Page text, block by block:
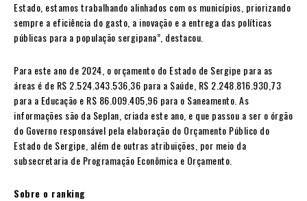
Estado, estamos trabalhando alinhados com os municípios, priorizando
sempre a eficiência do gasto, a inovação e a entrega das políticas
públicas para a população sergipana”, destacou.
Para este ano de 2024, o orçamento do Estado de Sergipe para as
áreas é de R$ 2.524.343.536,36 para a Saúde, R$ 2.248.816.930,73
para a Educação e R$ 86.009.405,96 para o Saneamento. As
informações são da Seplan, criada este ano, e que passou a ser o órgão
do Governo responsável pela elaboração do Orçamento Público do
Estado de Sergipe, além de outras atribuições, por meio da
subsecretaria de Programação Econômica e Orçamento.
Sobre o ranking